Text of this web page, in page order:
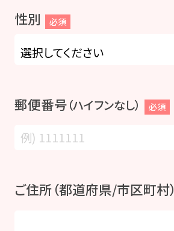
性別 必須
郵便番号（ハイフンなし） 必須
ご住所（都道府県/市区町村）